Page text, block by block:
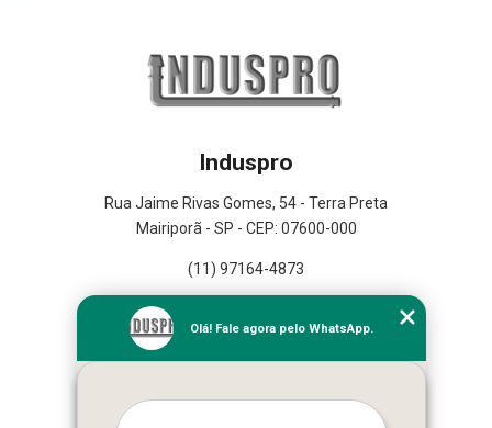
Induspro
Rua Jaime Rivas Gomes, 54 - Terra Preta
Mairiporã - SP - CEP: 07600-000
(11) 97164-4873
Empresa
Missão
Olá! Fale agora pelo WhatsApp.